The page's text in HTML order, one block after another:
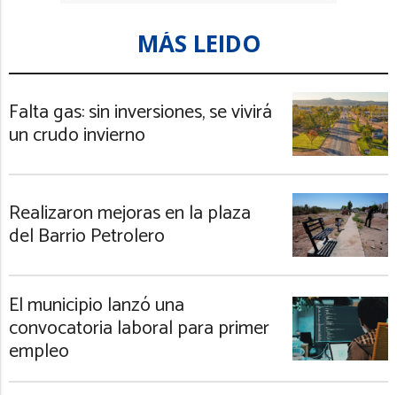
MÁS LEIDO
Falta gas: sin inversiones, se vivirá
un crudo invierno
Realizaron mejoras en la plaza
del Barrio Petrolero
El municipio lanzó una
convocatoria laboral para primer
empleo